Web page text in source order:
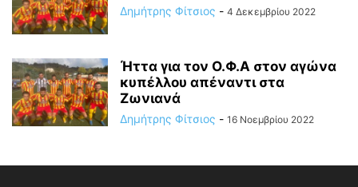
Δημήτρης Φίτσιος - 4 Δεκεμβρίου 2022
Ήττα για τον Ο.Φ.Α στον αγώνα
κυπέλλου απέναντι στα
Ζωνιανά
Δημήτρης Φίτσιος - 16 Νοεμβρίου 2022